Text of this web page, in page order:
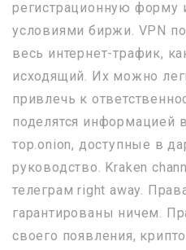
регистрационную форму
условиями биржи. VPN
весь интернет-трафик,
исходящий. Их можно
привлечь к
поделятся информацией
тор.onion, доступные в
руководство. Kraken
телеграм right away.
гарантированы ничем.
своего появления,